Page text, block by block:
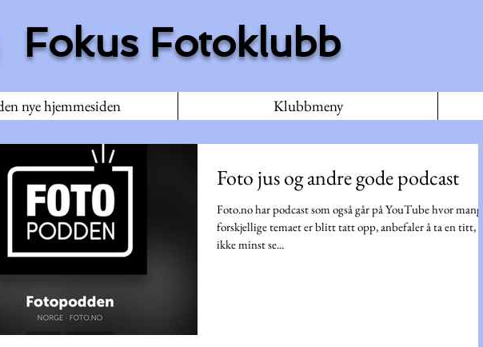
Fokus Fotoklubb
nye hjemmesiden Klubbmeny
Foto jus og andre gode podcast
Foto.no har podcast som også går på YouTube hvor mange
forskjellige temaet er blitt tatt opp, anbefaler å ta en titt, og
ikke minst se...